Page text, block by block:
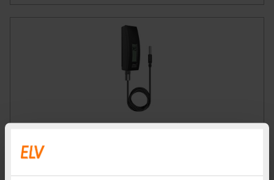
dnt Funk-Wassertemperatursensor für WLAN-
DNT000021
Artikel-Nr. 253719